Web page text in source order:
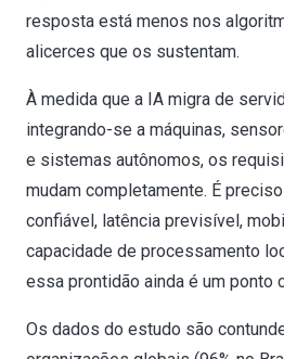
resposta está menos nos
alicerces que os sustentam.
À medida que a IA migra de
integrando-se a máquinas,
e sistemas autônomos, os
mudam completamente. É
confiável, latência previsível,
capacidade de processamento
essa prontidão ainda é um ponto
Os dados do estudo são